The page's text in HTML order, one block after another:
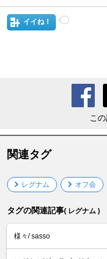
イイね！
こ
関連タグ
レグナム オフ会
タグの関連記事( レグナム )
様々/ sasso